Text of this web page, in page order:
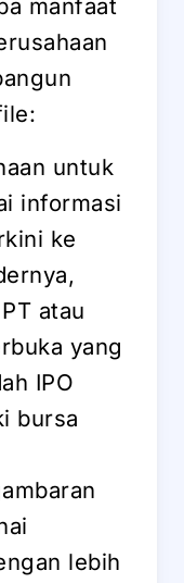
manfaat
untuk
informasi
ke
atau
yang
IPO
bursa
lebih